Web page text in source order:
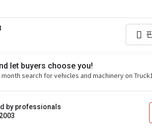
let buyers choose you!
search for vehicles and machinery on
by professionals